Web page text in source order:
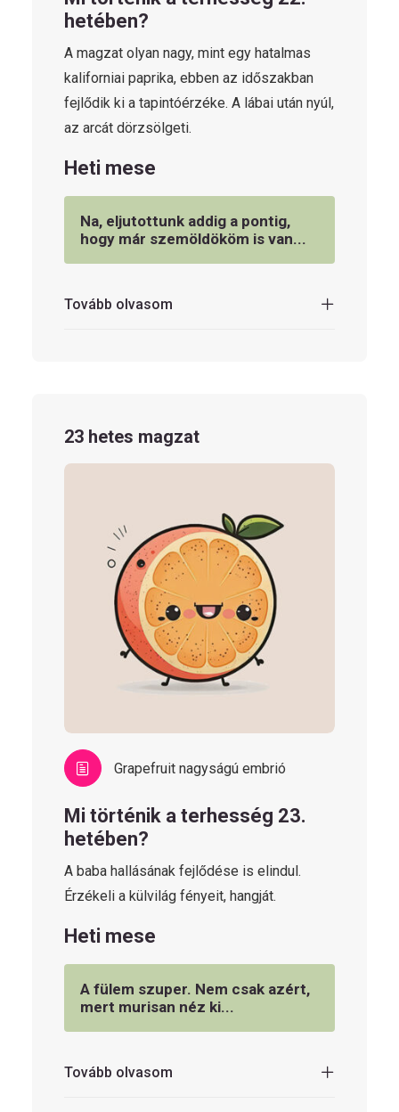
hetében?
A magzat olyan nagy, mint egy hatalmas
kaliforniai paprika, ebben az időszakban
fejlődik ki a tapintóérzéke. A lábai után nyúl,
az arcát dörzsölgeti.
Heti mese
Na, eljutottunk addig a pontig,
hogy már szemöldököm is van...
Tovább olvasom
23 hetes magzat
Grapefruit nagyságú embrió
Mi történik a terhesség 23.
hetében?
A baba hallásának fejlődése is elindul.
Érzékeli a külvilág fényeit, hangját.
Heti mese
A fülem szuper. Nem csak azért,
mert murisan néz ki...
Tovább olvasom